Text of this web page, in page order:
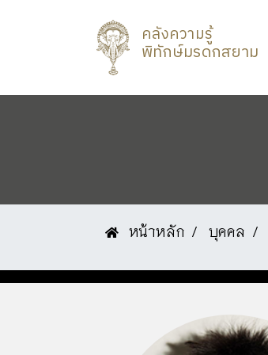
คลังความรู้
พิทักษ์มรดกสยาม
หน้าหลัก บุคคล